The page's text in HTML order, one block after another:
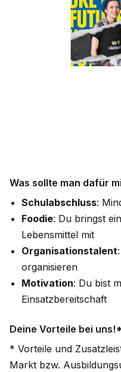
Was sollte man dafür
Schulabschluss:
Foodie: Du bringst
Lebensmittel mit
Organisationstalent
organisieren
Motivation: Du bist
Einsatzbereitschaft
Deine Vorteile bei uns!*
* Vorteile und
Markt bzw.